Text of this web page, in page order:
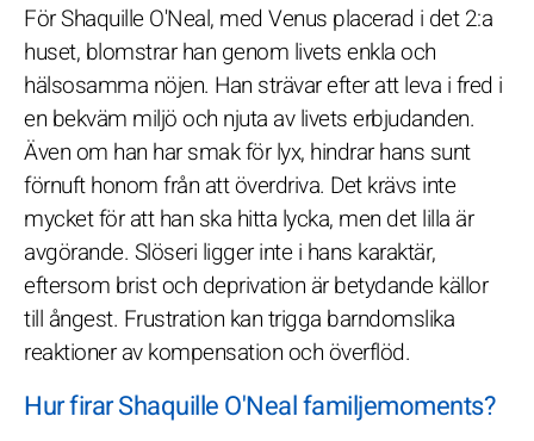
För Shaquille O'Neal, med Venus placerad i det 2:a
huset, blomstrar han genom livets enkla och
hälsosamma nöjen. Han strävar efter att leva i fred i
en bekväm miljö och njuta av livets erbjudanden.
Även om han har smak för lyx, hindrar hans sunt
förnuft honom från att överdriva. Det krävs inte
mycket för att han ska hitta lycka, men det lilla är
avgörande. Slöseri ligger inte i hans karaktär,
eftersom brist och deprivation är betydande källor
till ångest. Frustration kan trigga barndomslika
reaktioner av kompensation och överflöd.
Hur firar Shaquille O'Neal familjemoments?